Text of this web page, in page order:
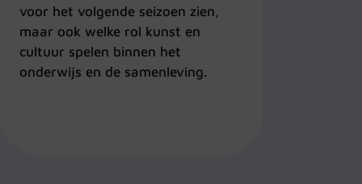
voor het volgende seizoen zien,
maar ook welke rol kunst en
cultuur spelen binnen het
onderwijs en de samenleving.